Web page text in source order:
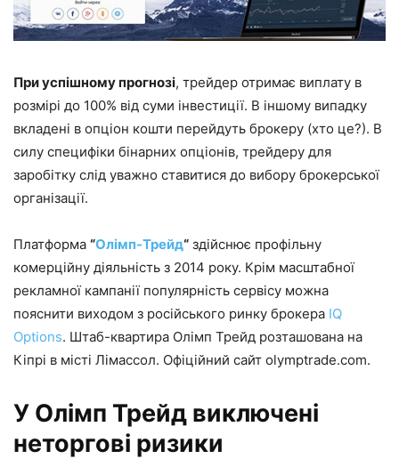
При успішному прогнозі, трейдер отримає виплату в
розмірі до 100% від суми інвестиції. В іншому випадку
вкладені в опціон кошти перейдуть брокеру (хто це?). В
силу специфіки бінарних опціонів, трейдеру для
заробітку слід уважно ставитися до вибору брокерської
організації.
Платформа “Олімп-Трейд“ здійснює профільну
комерційну діяльність з 2014 року. Крім масштабної
рекламної кампанії популярність сервісу можна
пояснити виходом з російського ринку брокера IQ
Options. Штаб-квартира Олімп Трейд розташована на
Кіпрі в місті Лімассол. Офіційний сайт olymptrade.com.
У Олімп Трейд виключені
неторгові ризики